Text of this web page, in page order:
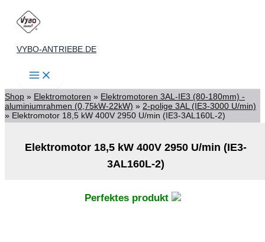
Zum
Inhalt
springen
VYBO-ANTRIEBE.DE
Shop » Elektromotoren » Elektromotoren 3AL-IE3 (80-180mm) -
aluminiumrahmen (0,75kW-22kW) » 2-polige 3AL (IE3-3000 U/min)
» Elektromotor 18,5 kW 400V 2950 U/min (IE3-3AL160L-2)
Elektromotor 18,5 kW 400V 2950 U/min (IE3-
3AL160L-2)
Perfektes produkt